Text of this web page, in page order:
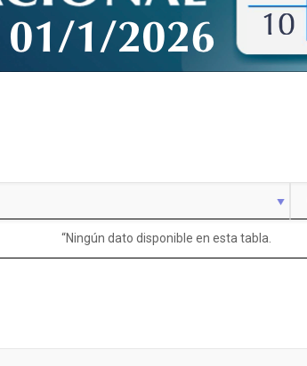
“Ningún dato disponible en esta tabla.